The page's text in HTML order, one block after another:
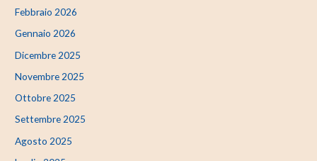
Febbraio 2026
Gennaio 2026
Dicembre 2025
Novembre 2025
Ottobre 2025
Settembre 2025
Agosto 2025